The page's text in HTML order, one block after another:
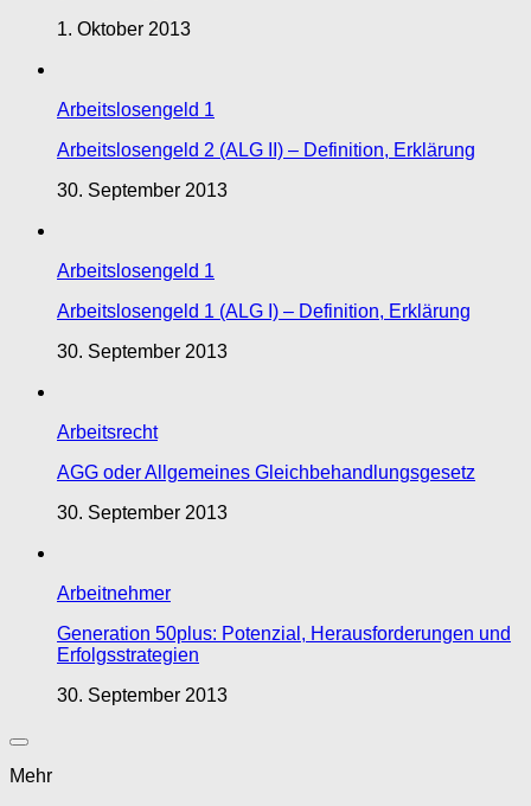
1. Oktober 2013
Arbeitslosengeld 1
Arbeitslosengeld 2 (ALG II) – Definition, Erklärung
30. September 2013
Arbeitslosengeld 1
Arbeitslosengeld 1 (ALG I) – Definition, Erklärung
30. September 2013
Arbeitsrecht
AGG oder Allgemeines Gleichbehandlungsgesetz
30. September 2013
Arbeitnehmer
Generation 50plus: Potenzial, Herausforderungen und
Erfolgsstrategien
30. September 2013
Mehr